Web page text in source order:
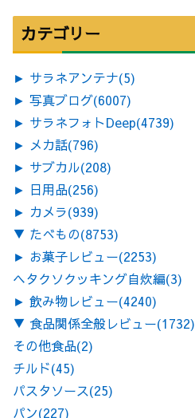
カテゴリー
► サラネアンテナ(5)
► 写真ブログ(6007)
► サラネフォトDeep(4739)
► メカ話(796)
► サブカル(208)
► 日用品(256)
► カメラ(939)
▼ たべもの(8753)
► お菓子レビュー(2253)
ヘタクソクッキング自炊編(3)
► 飲み物レビュー(4240)
▼ 食品関係全般レビュー(1732)
その他食品(2)
チルド(45)
パスタソース(25)
パン(227)